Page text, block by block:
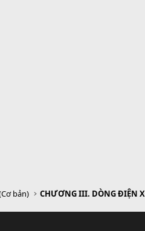
bản) CHƯƠNG III. DÒNG ĐIỆN